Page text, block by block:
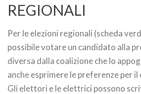
REGIONALI
Per le elezioni regionali (scheda
possibile votare un candidato alla
diversa dalla coalizione che lo
anche esprimere le preferenze per
Gli elettori e le elettrici possono